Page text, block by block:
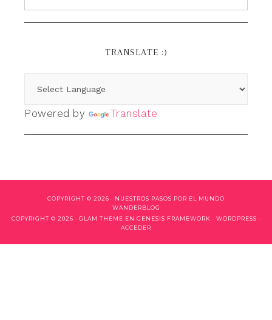
TRANSLATE :)
Powered by Translate
COPYRIGHT © 2026 · NUESTROS PASOS POR EL MUNDO
WANDERBLOG
COPYRIGHT © 2026 · GLAM THEME EN GENESIS FRAMEWORK · WORDPRESS ·
ACCEDER